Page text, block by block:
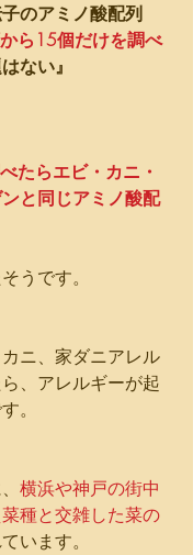
子のアミノ酸配列
ら15個だけを調べ
ない』
たらエビ・カニ・
と同じアミノ酸配
うです。
ニ、家ダニアレル
、アレルギーが起
。
横浜や神戸の街中
種と交雑した菜の
います。